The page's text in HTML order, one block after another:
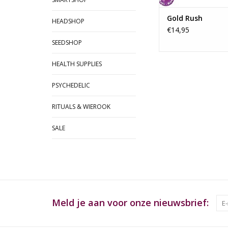
HEADSHOP
SEEDSHOP
HEALTH SUPPLIES
PSYCHEDELIC
RITUALS & WIEROOK
SALE
Gold Rush
€14,95
Meld je aan voor onze nieuwsbrief: